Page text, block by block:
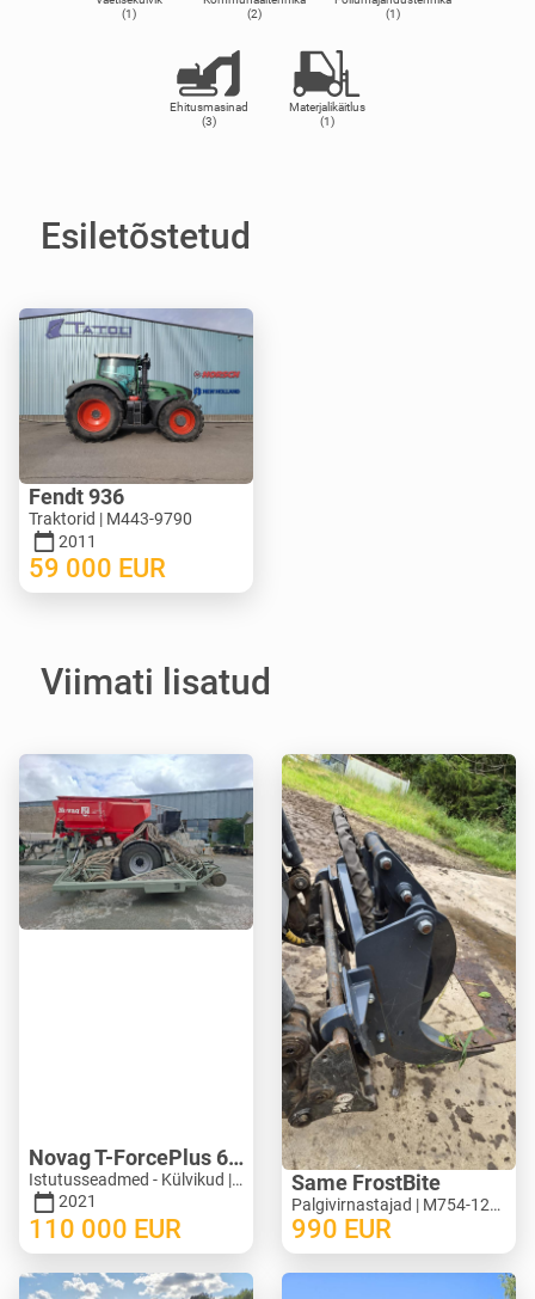
(1)
(2)
(1)
Ehitusmasinad
(3)
Materjalikäitlus
(1)
Esiletõstetud
Fendt 936
Traktorid | M443-9790
2011
59 000 EUR
Viimati lisatud
Novag T-ForcePlus 650
Istutusseadmed - Külvikud | M246-9751
2021
110 000 EUR
Same FrostBite
Palgivirnastajad | M754-1269
990 EUR